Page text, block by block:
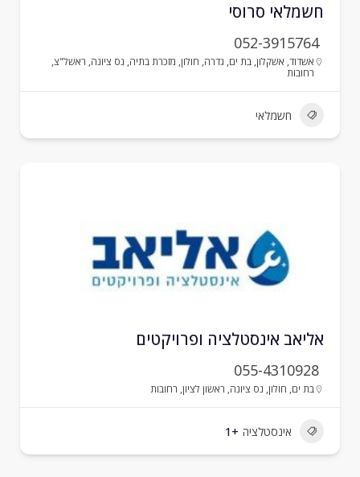
סרוסי
052-3915764
אשקלון,בת ים,גדרה, חולון,מזכרת בתיה,נס ציונה, ראשל"צ,
חשמלאי
אינסטלציה ופרויקטים
055-4310928
חולון, נס ציונה, ראשון לציון,רחובות
אינסטלציה +1